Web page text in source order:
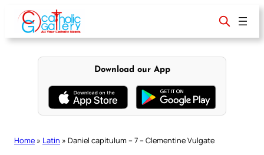
content
Download our App
Home » Latin » Daniel capitulum – 7 – Clementine Vulgate